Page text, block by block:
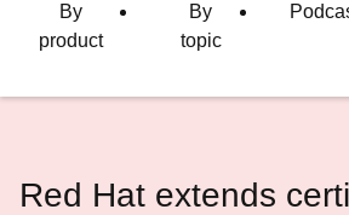
변
By
product
By
topic
Red Hat extends